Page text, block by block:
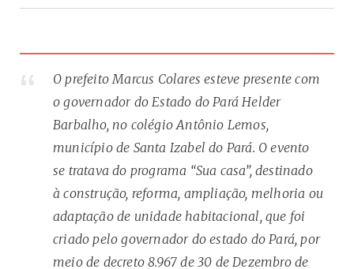
O prefeito Marcus Colares esteve presente com
o governador do Estado do Pará Helder
Barbalho, no colégio Antônio Lemos,
município de Santa Izabel do Pará. O evento
se tratava do programa “Sua casa”, destinado
à construção, reforma, ampliação, melhoria ou
adaptação de unidade habitacional, que foi
criado pelo governador do estado do Pará, por
meio de decreto 8.967 de 30 de Dezembro de